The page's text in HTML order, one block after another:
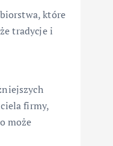
które
tradycje i
firmy,
może